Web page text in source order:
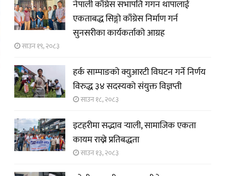
नेपाली काँग्रेस सभापति गगन थापालाई
एकताबद्ध सिङ्गो काँग्रेस निर्माण गर्न
सुनसरीका कार्यकर्ताको आग्रह
साउन १९, २०८३
हर्क साम्पाङको क्युआरटी विघटन गर्ने निर्णय
विरुद्ध ३४ सदस्यको संयुक्त विज्ञप्ती
साउन १८, २०८३
इटहरीमा सद्भाव र्‍याली, सामाजिक एकता
कायम राख्ने प्रतिबद्धता
साउन १३, २०८३